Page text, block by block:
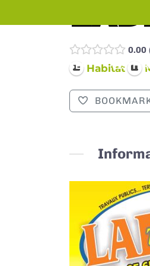
EXPOSER VISITER
0.00
Habitat